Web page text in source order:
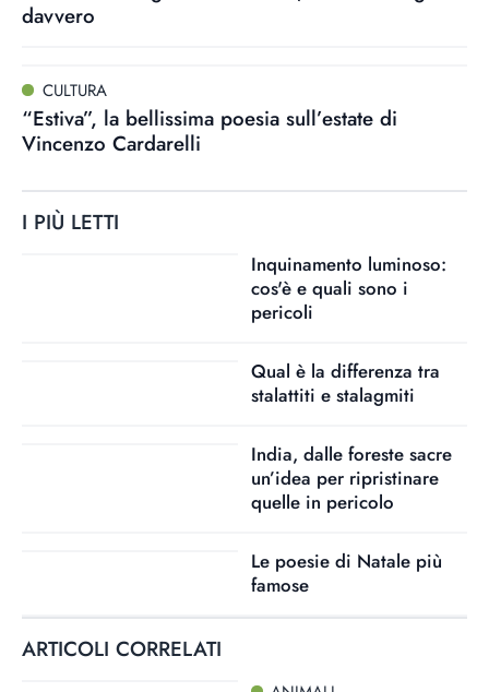
davvero
CULTURA
“Estiva”, la bellissima poesia sull’estate di
Vincenzo Cardarelli
I PIÙ LETTI
Inquinamento luminoso:
cos'è e quali sono i
pericoli
Qual è la differenza tra
stalattiti e stalagmiti
India, dalle foreste sacre
un’idea per ripristinare
quelle in pericolo
Le poesie di Natale più
famose
ARTICOLI CORRELATI